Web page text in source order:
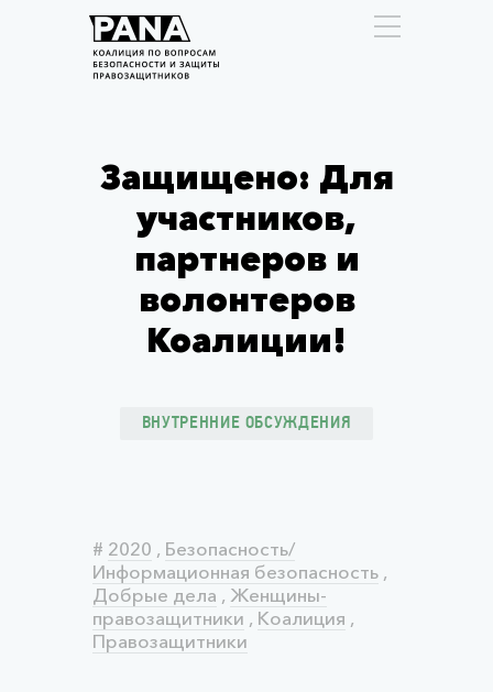
Защищено: Для
участников,
партнеров и
волонтеров
Коалиции!
ВНУТРЕННИЕ ОБСУЖДЕНИЯ
# 2020 , Безопасность/
Информационная безопасность ,
Добрые дела , Женщины-
правозащитники , Коалиция ,
Правозащитники